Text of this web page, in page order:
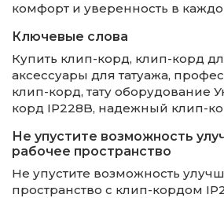
комфорт и уверенность в
Ключевые слова
Купить клип-корд, клип-корд
аксессуары для татуажа,
клип-корд, тату оборудование
корд IP228B, надежный клип-
Не упустите возможность
рабочее пространство
Не упустите возможность
пространство с клип-кордом